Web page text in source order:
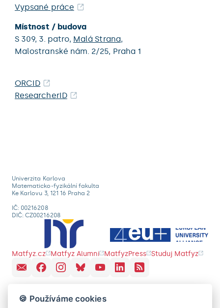
Vypsané práce
Místnost / budova
S 309, 3. patro, Malá Strana,
Malostranské nám. 2/25, Praha 1
ORCID
ResearcherID
Univerzita Karlova
Matematicko-fyzikální fakulta
Ke Karlovu 3, 121 16 Praha 2
IČ: 00216208
DIČ: CZ00216208
Matfyz.cz Matfyz Alumni MatfyzPress Studuj Matfyz
🍪 Používáme cookies